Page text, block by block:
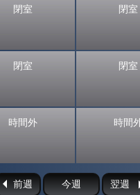
閉室
閉室
時間外
閉室
閉室
時間
前週 今週 翌週